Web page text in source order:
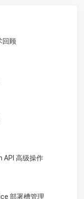
回顾
API 高级操作
部署槽管理